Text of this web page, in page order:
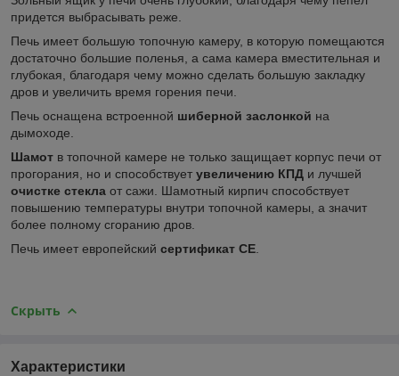
придется выбрасывать реже.
Печь имеет большую топочную камеру, в которую помещаются
достаточно большие поленья, а сама камера вместительная и
глубокая, благодаря чему можно сделать большую закладку
дров и увеличить время горения печи.
Печь оснащена встроенной шиберной заслонкой на
дымоходе.
Шамот в топочной камере не только защищает корпус печи от
прогорания, но и способствует увеличению КПД и лучшей
очистке стекла от сажи. Шамотный кирпич способствует
повышению температуры внутри топочной камеры, а значит
более полному сгоранию дров.
Печь имеет европейский сертификат CE
Скрыть
Характеристики